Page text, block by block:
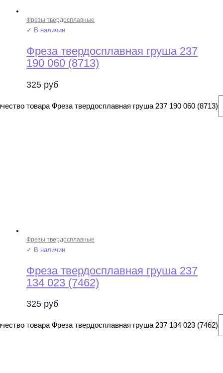
Фрезы твердосплавные
✓ В наличии
Фреза твердосплавная груша 237
190 060 (8713)
325 руб
товара Фреза твердосплавная груша 237 190 060 (8713)
Фрезы твердосплавные
✓ В наличии
Фреза твердосплавная груша 237
134 023 (7462)
325 руб
товара Фреза твердосплавная груша 237 134 023 (7462)